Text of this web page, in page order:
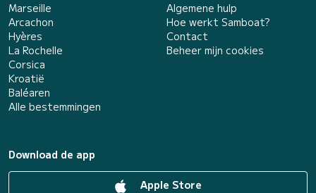
Marseille
Arcachon
Hyères
La Rochelle
Corsica
Kroatië
Baléaren
Alle bestemmingen
Algemene hulp
Hoe werkt Samboat?
Contact
Beheer mijn cookies
Download de app
Apple Store